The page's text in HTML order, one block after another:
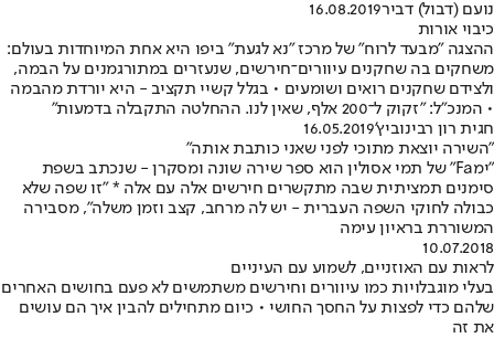
נועם (דבול) דביר16.08.2019
כיבוי אורות
ההצגה "מבעד לרוח" של מרכז "נא לגעת" ביפו היא אחת המיוחדות בעולם:
משחקים בה שחקנים עיוורים־חירשים, שנעזרים במתורגמנים על הבמה,
ולצידם שחקנים רואים ושומעים • בגלל קשיי תקציב - היא יורדת מהבמה
• המנכ"ל: "זקוק ל־200 אלף, שאין לנו. ההחלטה התקבלה בדמעות"
חגית רון רבינוביץ'16.05.2019
"השירה יוצאת מתוכי לפני שאני כותבת אותה"
"ימFa" של תמי אסולין הוא ספר שירה שונה ומסקרן - שנכתב בשפת
סימנים תמציתית שבה מתקשרים חירשים אלה עם אלה * "זו שפה שלא
כבולה לחוקי השפה העברית - יש לה מרחב, קצב וזמן משלה", מסבירה
המשוררת בראיון עימה
10.07.2018
לראות עם האוזניים, לשמוע עם העיניים
בעלי מוגבלויות כמו עיוורים וחירשים משתמשים לא פעם בחושים האחרים
שלהם כדי לפצות על החסך החושי • כיום מתחילים להבין איך הם עושים
את זה